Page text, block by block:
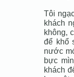
Tôi
khách
không,
để khổ
nước
bực
khách